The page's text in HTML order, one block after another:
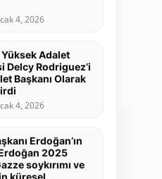
4, 2026
Adalet
Delcy Rodriguez’i
Başkanı Olarak
4, 2026
Erdoğan’ın
2025
soykırımı ve